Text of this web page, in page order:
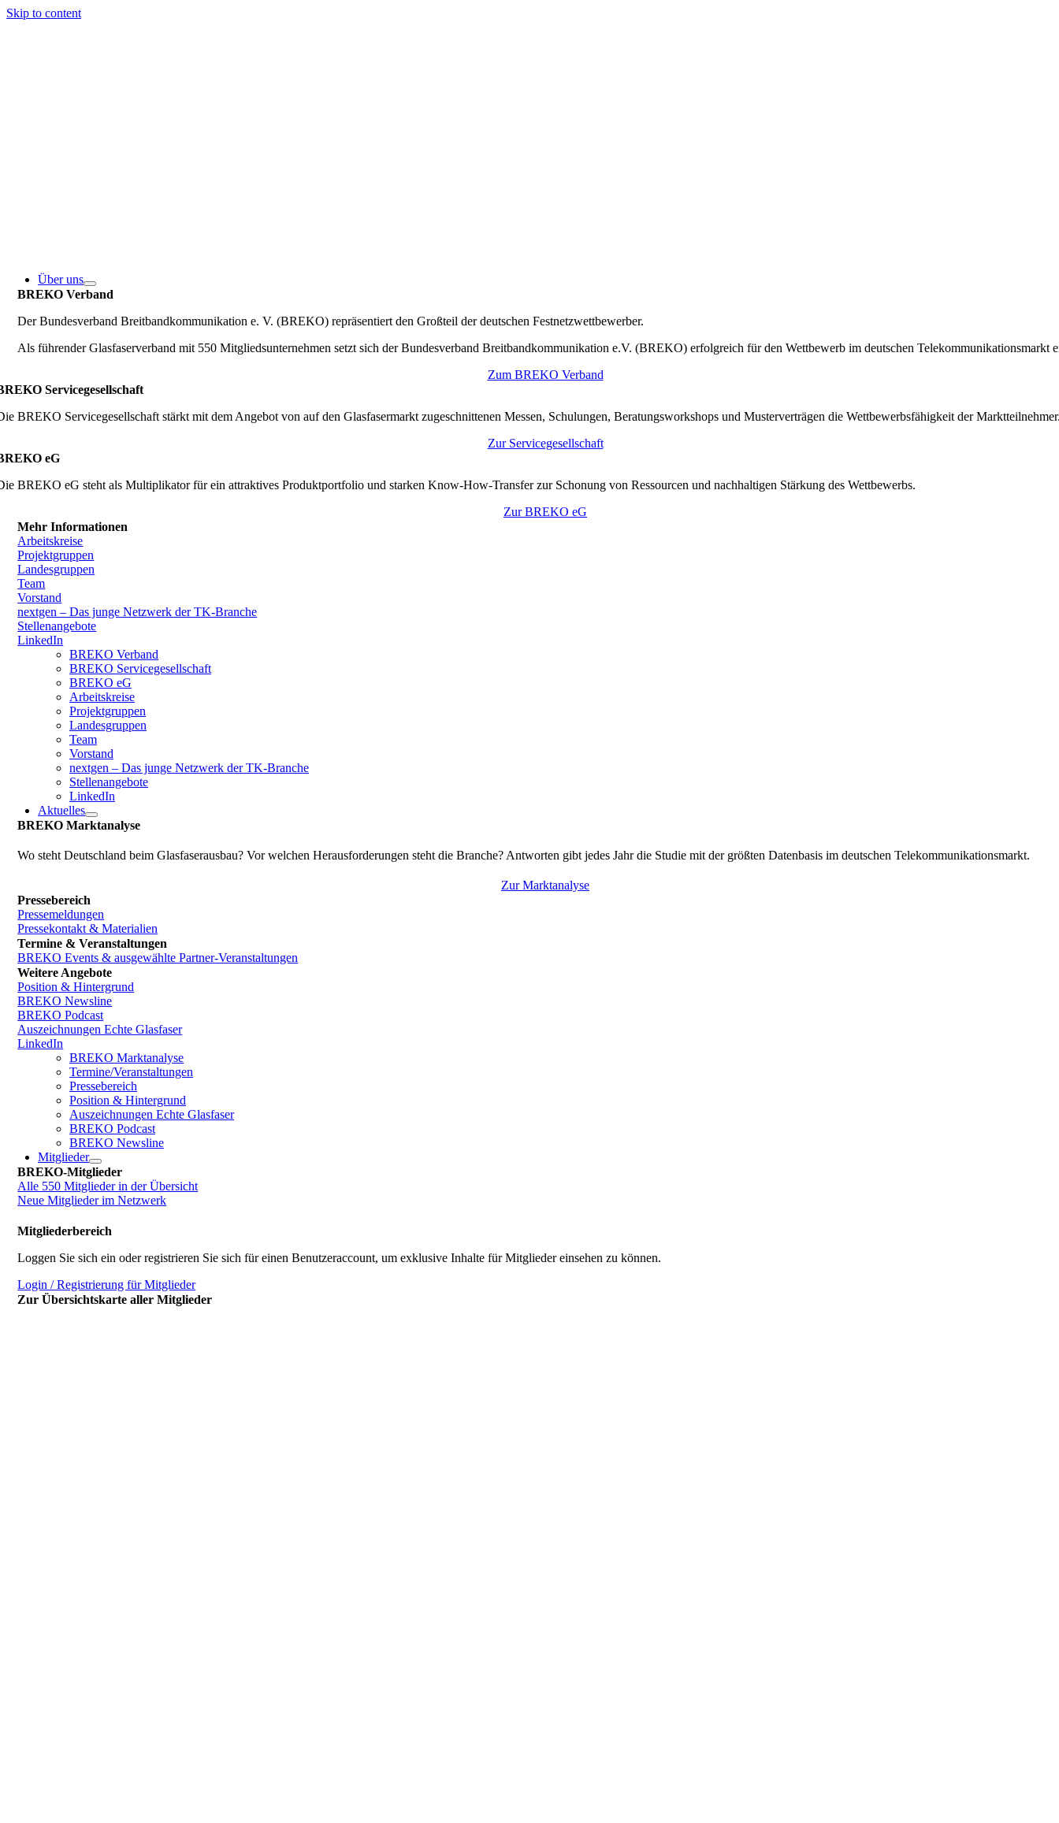
Skip to content
Über uns
BREKO Verband
Der Bundesverband Breitbandkommunikation e. V. (BREKO) repräsentiert den Großteil der deutschen Festnetzwettbewerber.
Als führender Glasfaserverband mit 550 Mitgliedsunternehmen setzt sich der Bundesverband Breitbandkommunikation e.V. (BREKO) erfolgreich für den Wettbewerb im deutschen Telekommunikationsmarkt
Zum BREKO Verband
Servicegesellschaft
BREKO Servicegesellschaft stärkt mit dem Angebot von auf den Glasfasermarkt zugeschnittenen Messen, Schulungen, Beratungsworkshops und Musterverträgen die Wettbewerbsfähigkeit der
Zur Servicegesellschaft
eG
BREKO eG steht als Multiplikator für ein attraktives Produktportfolio und starken Know-How-Transfer zur Schonung von Ressourcen und nachhaltigen Stärkung des Wettbewerbs.
Zur BREKO eG
Mehr Informationen
Arbeitskreise
Projektgruppen
Landesgruppen
Team
Vorstand
nextgen – Das junge Netzwerk der TK-Branche
Stellenangebote
LinkedIn
BREKO Verband
BREKO Servicegesellschaft
BREKO eG
Arbeitskreise
Projektgruppen
Landesgruppen
Team
Vorstand
nextgen – Das junge Netzwerk der TK-Branche
Stellenangebote
LinkedIn
Aktuelles
BREKO Marktanalyse
Wo steht Deutschland beim Glasfaserausbau? Vor welchen Herausforderungen steht die Branche? Antworten gibt jedes Jahr die Studie mit der größten Datenbasis im deutschen Telekommunikationsmarkt.
Zur Marktanalyse
Pressebereich
Pressemeldungen
Pressekontakt & Materialien
Termine & Veranstaltungen
BREKO Events & ausgewählte Partner-Veranstaltungen
Weitere Angebote
Position & Hintergrund
BREKO Newsline
BREKO Podcast
Auszeichnungen Echte Glasfaser
LinkedIn
BREKO Marktanalyse
Termine/Veranstaltungen
Pressebereich
Position & Hintergrund
Auszeichnungen Echte Glasfaser
BREKO Podcast
BREKO Newsline
Mitglieder
BREKO-Mitglieder
Alle 550 Mitglieder in der Übersicht
Neue Mitglieder im Netzwerk
Mitgliederbereich
Loggen Sie sich ein oder registrieren Sie sich für einen Benutzeraccount, um exklusive Inhalte für Mitglieder einsehen zu können.
Login / Registrierung für Mitglieder
Zur Übersichtskarte aller Mitglieder